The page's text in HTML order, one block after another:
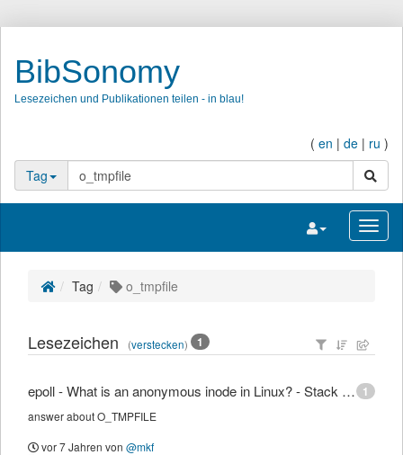
BibSonomy
Lesezeichen und Publikationen teilen - in blau!
( en | de | ru )
Tag
Suche
Navigation
Tag o_tmpfile
Lesezeichen (verstecken) 1
1
epoll - What is an anonymous inode in Linux? - Stack Overflow
answer about O_TMPFILE
vor 7 Jahren von @mkf